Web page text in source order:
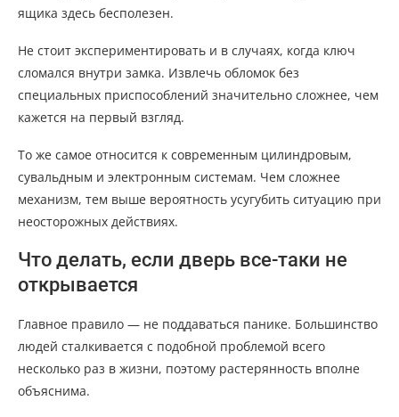
ящика здесь бесполезен.
Не стоит экспериментировать и в случаях, когда ключ
сломался внутри замка. Извлечь обломок без
специальных приспособлений значительно сложнее, чем
кажется на первый взгляд.
То же самое относится к современным цилиндровым,
сувальдным и электронным системам. Чем сложнее
механизм, тем выше вероятность усугубить ситуацию при
неосторожных действиях.
Что делать, если дверь все-таки не
открывается
Главное правило — не поддаваться панике. Большинство
людей сталкивается с подобной проблемой всего
несколько раз в жизни, поэтому растерянность вполне
объяснима.